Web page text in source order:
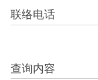
联络电话
查询内容